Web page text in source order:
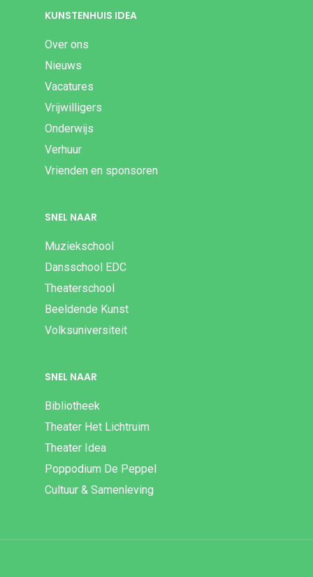
KUNSTENHUIS IDEA
Over ons
Nieuws
Vacatures
Vrijwilligers
Onderwijs
Verhuur
Vrienden en sponsoren
SNEL NAAR
Muziekschool
Dansschool EDC
Theaterschool
Beeldende Kunst
Volksuniversiteit
SNEL NAAR
Bibliotheek
Theater Het Lichtruim
Theater Idea
Poppodium De Peppel
Cultuur & Samenleving